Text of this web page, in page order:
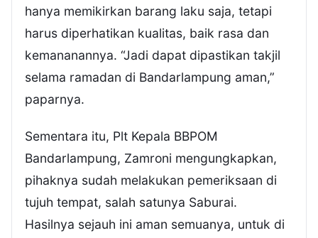
hanya memikirkan barang laku saja, tetapi
harus diperhatikan kualitas, baik rasa dan
kemananannya. “Jadi dapat dipastikan takjil
selama ramadan di Bandarlampung aman,”
paparnya.
Sementara itu, Plt Kepala BBPOM
Bandarlampung, Zamroni mengungkapkan,
pihaknya sudah melakukan pemeriksaan di
tujuh tempat, salah satunya Saburai.
Hasilnya sejauh ini aman semuanya, untuk di